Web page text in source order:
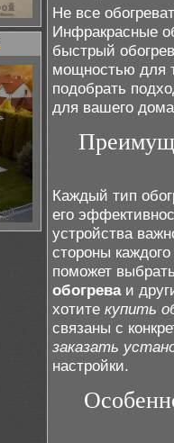
Не все
Инфракрасные
быстрый
мощностью для
подобрать
для вашего
Каждый тип
его
устройства
стороны
поможет
обогреваи
хотите купить
связаны с
заказать
настройки.